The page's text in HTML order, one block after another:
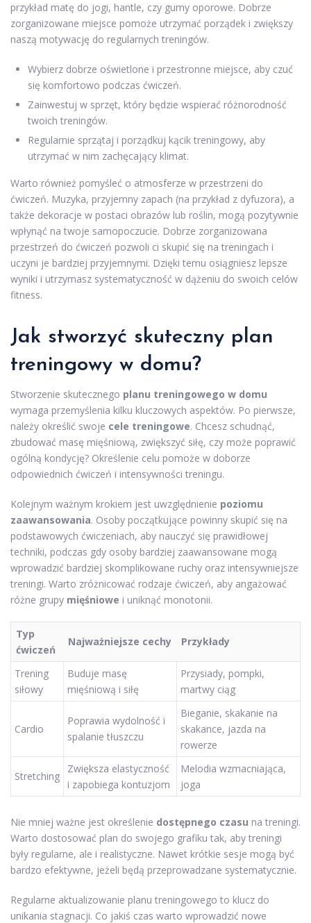
przykład matę do jogi, hantle, czy gumy oporowe. Dobrze
zorganizowane miejsce pomoże utrzymać porządek i zwiększy
naszą motywację do regularnych treningów.
Wybierz dobrze oświetlone i przestronne miejsce, aby czuć
się komfortowo podczas ćwiczeń.
Zainwestuj w sprzęt, który będzie wspierać różnorodność
twoich treningów.
Regularnie sprzątaj i porządkuj kącik treningowy, aby
utrzymać w nim zachęcający klimat.
Warto również pomyśleć o atmosferze w przestrzeni do
ćwiczeń. Muzyka, przyjemny zapach (na przykład z dyfuzora), a
także dekoracje w postaci obrazów lub roślin, mogą pozytywnie
wpłynąć na twoje samopoczucie. Dobrze zorganizowana
przestrzeń do ćwiczeń pozwoli ci skupić się na treningach i
uczyni je bardziej przyjemnymi. Dzięki temu osiągniesz lepsze
wyniki i utrzymasz systematyczność w dążeniu do swoich celów
fitness.
Jak stworzyć skuteczny plan
treningowy w domu?
Stworzenie skutecznego planu treningowego w domu
wymaga przemyślenia kilku kluczowych aspektów. Po pierwsze,
należy określić swoje cele treningowe. Chcesz schudnąć,
zbudować masę mięśniową, zwiększyć siłę, czy może poprawić
ogólną kondycję? Określenie celu pomoże w doborze
odpowiednich ćwiczeń i intensywności treningu.
Kolejnym ważnym krokiem jest uwzględnienie poziomu
zaawansowania. Osoby początkujące powinny skupić się na
podstawowych ćwiczeniach, aby nauczyć się prawidłowej
techniki, podczas gdy osoby bardziej zaawansowane mogą
wprowadzić bardziej skomplikowane ruchy oraz intensywniejsze
treningi. Warto zróżnicować rodzaje ćwiczeń, aby angażować
różne grupy mięśniowe i uniknąć monotonii.
Typ
ćwiczeń
Najważniejsze cechy Przykłady
Trening
siłowy
Buduje masę
mięśniową i siłę
Przysiady, pompki,
martwy ciąg
Cardio
Poprawia wydolność i
spalanie tłuszczu
Bieganie, skakanie na
skakance, jazda na
rowerze
Stretching
Zwiększa elastyczność
i zapobiega kontuzjom
Melodia wzmacniająca,
joga
Nie mniej ważne jest określenie dostępnego czasu na treningi.
Warto dostosować plan do swojego grafiku tak, aby treningi
były regularne, ale i realistyczne. Nawet krótkie sesje mogą być
bardzo efektywne, jeżeli będą przeprowadzane systematycznie.
Regularne aktualizowanie planu treningowego to klucz do
unikania stagnacji. Co jakiś czas warto wprowadzić nowe